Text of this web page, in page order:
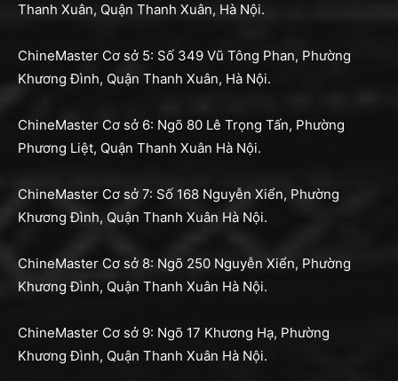
Thanh Xuân, Quận Thanh Xuân, Hà Nội.
ChineMaster Cơ sở 5: Số 349 Vũ Tông Phan, Phường
Khương Đình, Quận Thanh Xuân, Hà Nội.
ChineMaster Cơ sở 6: Ngõ 80 Lê Trọng Tấn, Phường
Phương Liệt, Quận Thanh Xuân Hà Nội.
ChineMaster Cơ sở 7: Số 168 Nguyễn Xiển, Phường
Khương Đình, Quận Thanh Xuân Hà Nội.
ChineMaster Cơ sở 8: Ngõ 250 Nguyễn Xiển, Phường
Khương Đình, Quận Thanh Xuân Hà Nội.
ChineMaster Cơ sở 9: Ngõ 17 Khương Hạ, Phường
Khương Đình, Quận Thanh Xuân Hà Nội.